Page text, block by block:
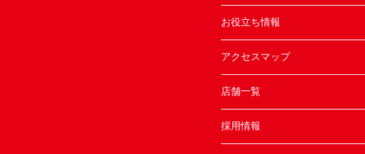
お役立ち情報
アクセスマップ
店舗一覧
採用情報